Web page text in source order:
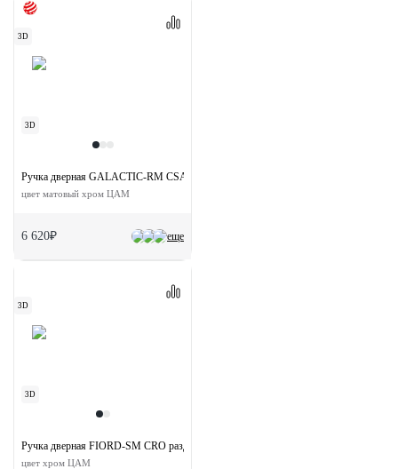
3D
3D
еще
Ручка дверная GALACTIC-RM CSA раздельная без розетки
цвет матовый хром ЦАМ
6 620₽
3D
3D
Ручка дверная FIORD-SM CRO раздельная без розетки
цвет хром ЦАМ